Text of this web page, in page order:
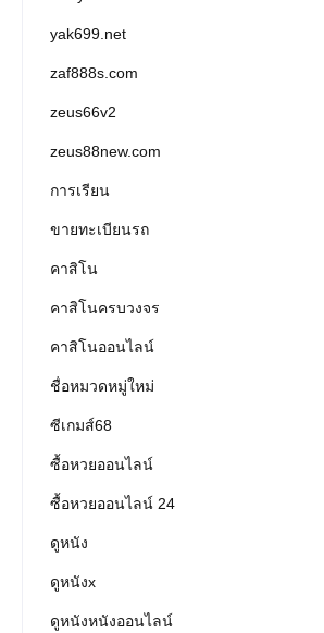
yak699.net
zaf888s.com
zeus66v2
zeus88new.com
การเรียน
ขายทะเบียนรถ
คาสิโน
คาสิโนครบวงจร
คาสิโนออนไลน์
ชื่อหมวดหมู่ใหม่
ซีเกมส์68
ซื้อหวยออนไลน์
ซื้อหวยออนไลน์ 24
ดูหนัง
ดูหนังx
ดูหนังหนังออนไลน์